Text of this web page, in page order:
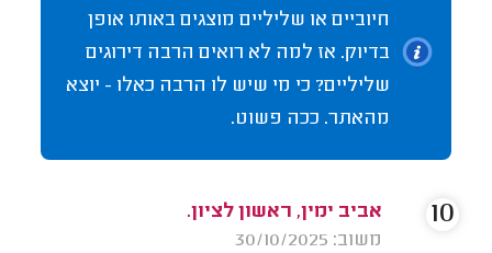
חיוביים או שליליים מוצגים באותו אופן
בדיוק. אז למה לא רואים הרבה דירוגים
שליליים? כי מי שיש לו הרבה כאלו - יוצא
מהאתר. ככה פשוט.
אביב ימין, ראשון לציון.
משוב: 30/10/2025
10